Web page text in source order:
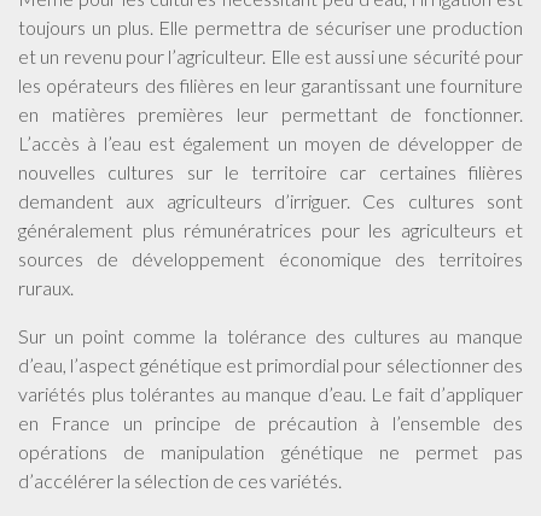
toujours un plus. Elle permettra de sécuriser une production
et un revenu pour l’agriculteur. Elle est aussi une sécurité pour
les opérateurs des filières en leur garantissant une fourniture
en matières premières leur permettant de fonctionner.
L’accès à l’eau est également un moyen de développer de
nouvelles cultures sur le territoire car certaines filières
demandent aux agriculteurs d’irriguer. Ces cultures sont
généralement plus rémunératrices pour les agriculteurs et
sources de développement économique des territoires
ruraux.
Sur un point comme la tolérance des cultures au manque
d’eau, l’aspect génétique est primordial pour sélectionner des
variétés plus tolérantes au manque d’eau. Le fait d’appliquer
en France un principe de précaution à l’ensemble des
opérations de manipulation génétique ne permet pas
d’accélérer la sélection de ces variétés.